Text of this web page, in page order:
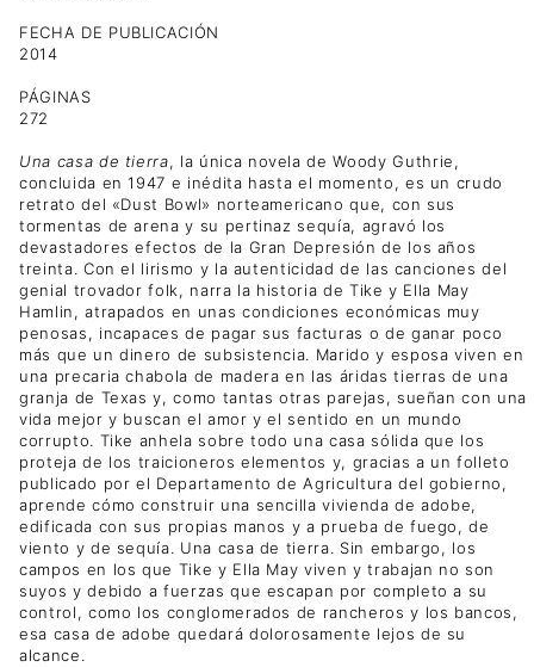
FECHA DE PUBLICACIÓN
2014
PÁGINAS
272
Una casa de tierra, la única novela de Woody Guthrie,
concluida en 1947 e inédita hasta el momento, es un crudo
retrato del «Dust Bowl» norteamericano que, con sus
tormentas de arena y su pertinaz sequía, agravó los
devastadores efectos de la Gran Depresión de los años
treinta. Con el lirismo y la autenticidad de las canciones del
genial trovador folk, narra la historia de Tike y Ella May
Hamlin, atrapados en unas condiciones económicas muy
penosas, incapaces de pagar sus facturas o de ganar poco
más que un dinero de subsistencia. Marido y esposa viven en
una precaria chabola de madera en las áridas tierras de una
granja de Texas y, como tantas otras parejas, sueñan con una
vida mejor y buscan el amor y el sentido en un mundo
corrupto. Tike anhela sobre todo una casa sólida que los
proteja de los traicioneros elementos y, gracias a un folleto
publicado por el Departamento de Agricultura del gobierno,
aprende cómo construir una sencilla vivienda de adobe,
edificada con sus propias manos y a prueba de fuego, de
viento y de sequía. Una casa de tierra. Sin embargo, los
campos en los que Tike y Ella May viven y trabajan no son
suyos y debido a fuerzas que escapan por completo a su
control, como los conglomerados de rancheros y los bancos,
esa casa de adobe quedará dolorosamente lejos de su
alcance.